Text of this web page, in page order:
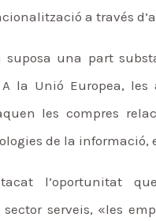
a través
suposa una part
la Unió Europea,
les compres
de la informació,
l’oportunitat
serveis, «les